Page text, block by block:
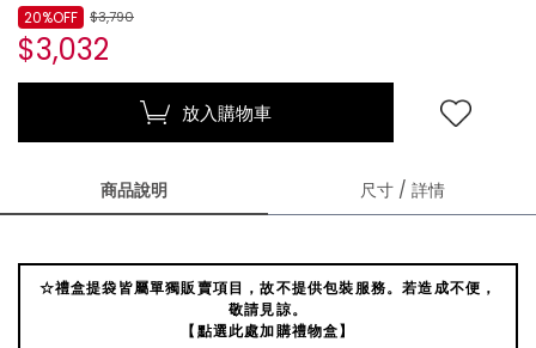
$3,790
$3,032
20%OFF
放入購物車
商品說明 尺寸 / 詳情
☆禮盒提袋皆屬單獨販賣項目，故不提供包裝服務。若造成不便，
敬請見諒。
【點選此處加購禮物盒】